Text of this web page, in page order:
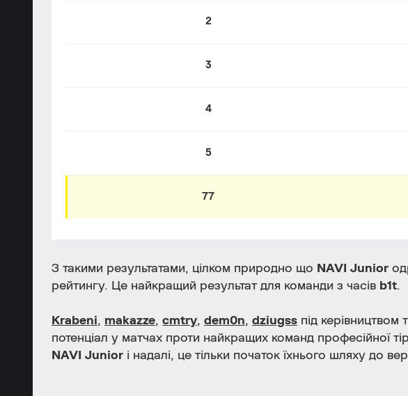
2
3
4
5
77
З такими результатами, цілком природно що NAVI Junior
рейтингу. Це найкращий результат для команди з часів b1t.
Krabeni, makazze, cmtry, dem0n, dziugss під керівництвом
потенціал у матчах проти найкращих команд професійної
NAVI Junior і надалі, це тільки початок їхнього шляху до